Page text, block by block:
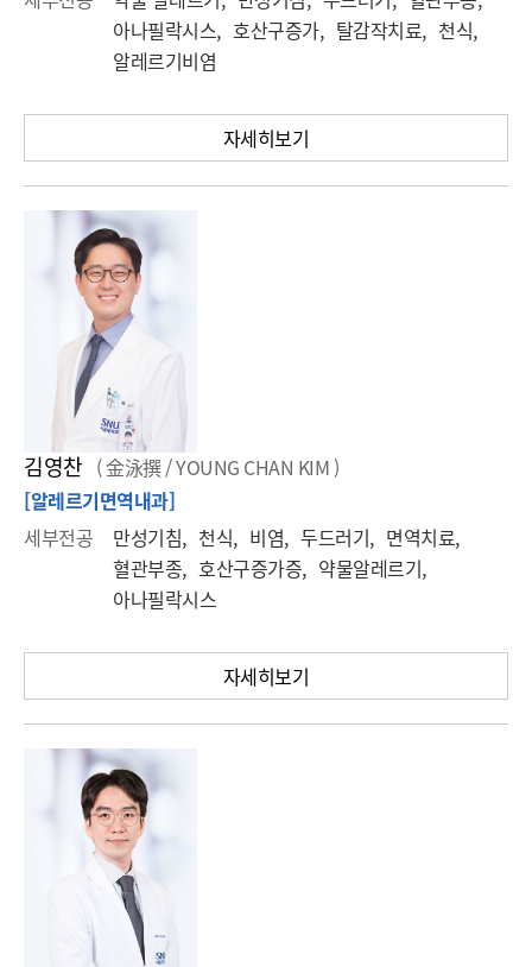
아나필락시스, 호산구증가, 탈감작치료, 천식,
알레르기비염
자세히보기
김영찬 ( 金泳撰 / YOUNG CHAN KIM )
[알레르기면역내과]
세부전공
만성기침, 천식, 비염, 두드러기, 면역치료,
혈관부종, 호산구증가증, 약물알레르기,
아나필락시스
자세히보기